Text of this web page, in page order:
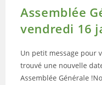
Assemblée
vendredi 16
Un petit message pour
trouvé une nouvelle
Assemblée Générale